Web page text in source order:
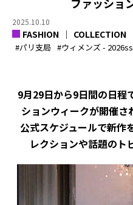
2025.10.10
FASHION COLLECTION
#パリ支局 #ウィメンズ - 2026ss
9月29日から9日間の日程
ションウィークが開催
公式スケジュールで新作
レクションや話題のト